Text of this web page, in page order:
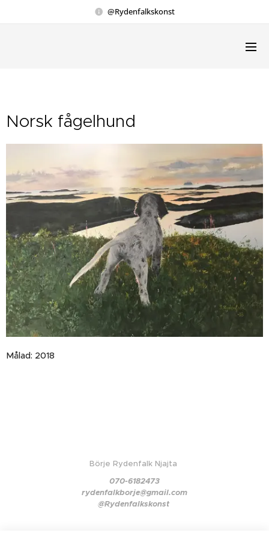
@Rydenfalkskonst
Norsk fågelhund
Målad: 2018
Börje Rydenfalk Njajta
070-6182473
rydenfalkborje@gmail.com
@Rydenfalkskonst